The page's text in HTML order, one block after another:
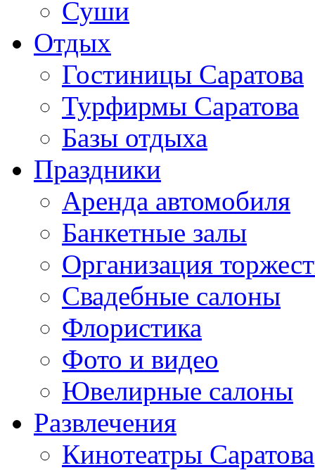
Суши
Отдых
Гостиницы Саратова
Турфирмы Саратова
Базы отдыха
Праздники
Аренда автомобиля
Банкетные залы
Организация
Свадебные салоны
Флористика
Фото и видео
Ювелирные салоны
Развлечения
Кинотеатры Саратова